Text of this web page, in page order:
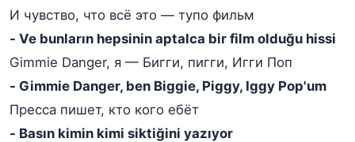
И чувство, что всё это — тупо фильм
- Ve bunların hepsinin aptalca bir film olduğu hissi
Gimmie Danger, я — Бигги, пигги, Игги Поп
- Gimmie Danger, ben Biggie, Piggy, Iggy Pop'um
Пресса пишет, кто кого ебёт
- Basın kimin kimi siktiğini yazıyor